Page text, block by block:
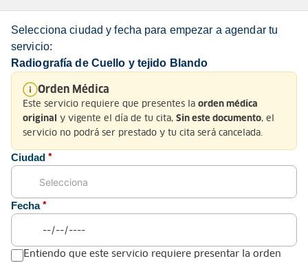
Selecciona ciudad y fecha para empezar a agendar tu
servicio:
Radiografía de Cuello y tejido Blando
Orden Médica
Este servicio requiere que presentes la orden médica
original
y vigente el día de tu cita, Sin este documento, el
servicio no podrá ser prestado y tu cita será cancelada.
Ciudad *
Fecha *
Entiendo que este servicio requiere presentar la orden
Servicio al Cliente
Normatividad